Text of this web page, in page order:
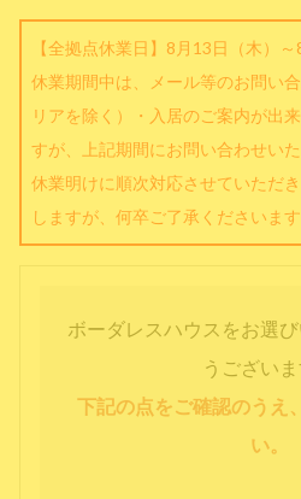
【全拠点休業日】8月13日（木）～
休業期間中は、メール等のお問い
リアを除く）・入居のご案内が出
すが、上記期間にお問い合わせい
休業明けに順次対応させていただ
しますが、何卒ご了承くださいま
ボーダレスハウスをお選
うございま
下記の点をご確認のうえ
い。